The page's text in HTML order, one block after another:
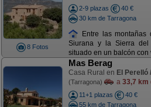
8 Fotos
2-9 plazas
40 €
30 km de Tarragona
Entre las
Siurana y la Sierra del
situado en un balcón con
Mas Berag
Casa Rural en El Perelló
(Tarragona) a 33,7 km
11+1 plazas
40 €
55 km de Tarragona